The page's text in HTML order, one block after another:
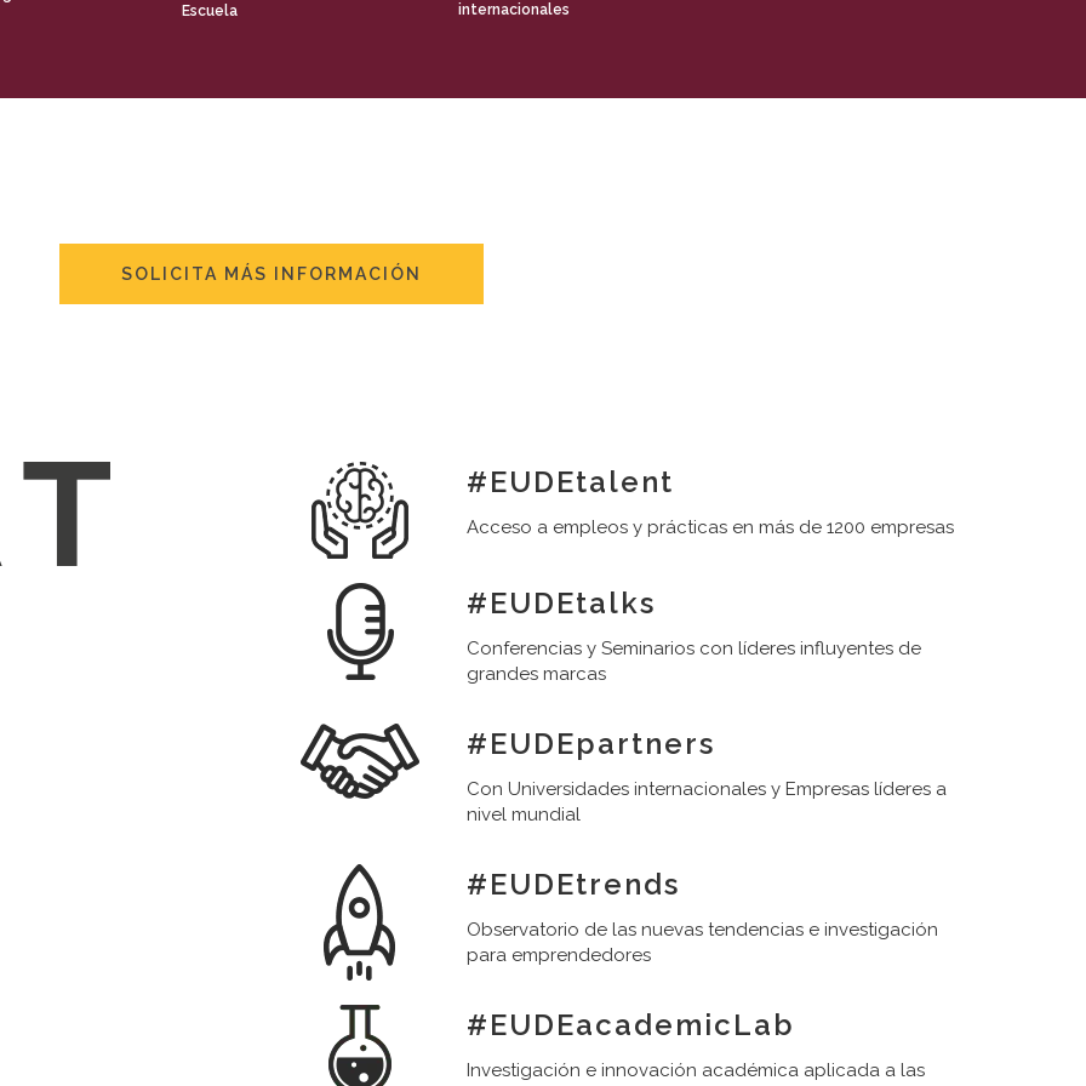
Escuela
internacionales
SOLICITA MÁS INFORMACIÓN
#EUDEtalent
Acceso a empleos y prácticas en más de 1200 empresas
#EUDEtalks
Conferencias y Seminarios con líderes influyentes de
grandes marcas
#EUDEpartners
Con Universidades internacionales y Empresas líderes a
nivel mundial
#EUDEtrends
Observatorio de las nuevas tendencias e investigación
para emprendedores
#EUDEacademicLab
Investigación e innovación académica aplicada a las